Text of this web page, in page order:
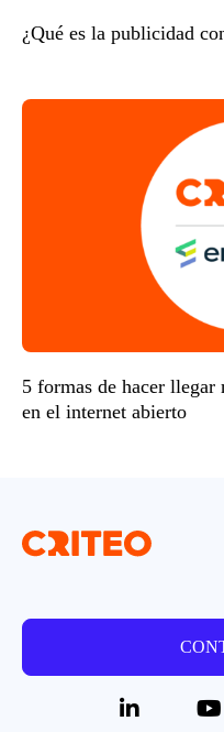
¿Qué es la publicidad
5 formas de hacer
en el internet abierto